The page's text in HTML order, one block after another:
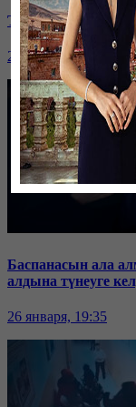
Таразда ТЭЦ
26 января, 19:36
Баспанасын ала
алдына түнеуге
26 января, 19:35